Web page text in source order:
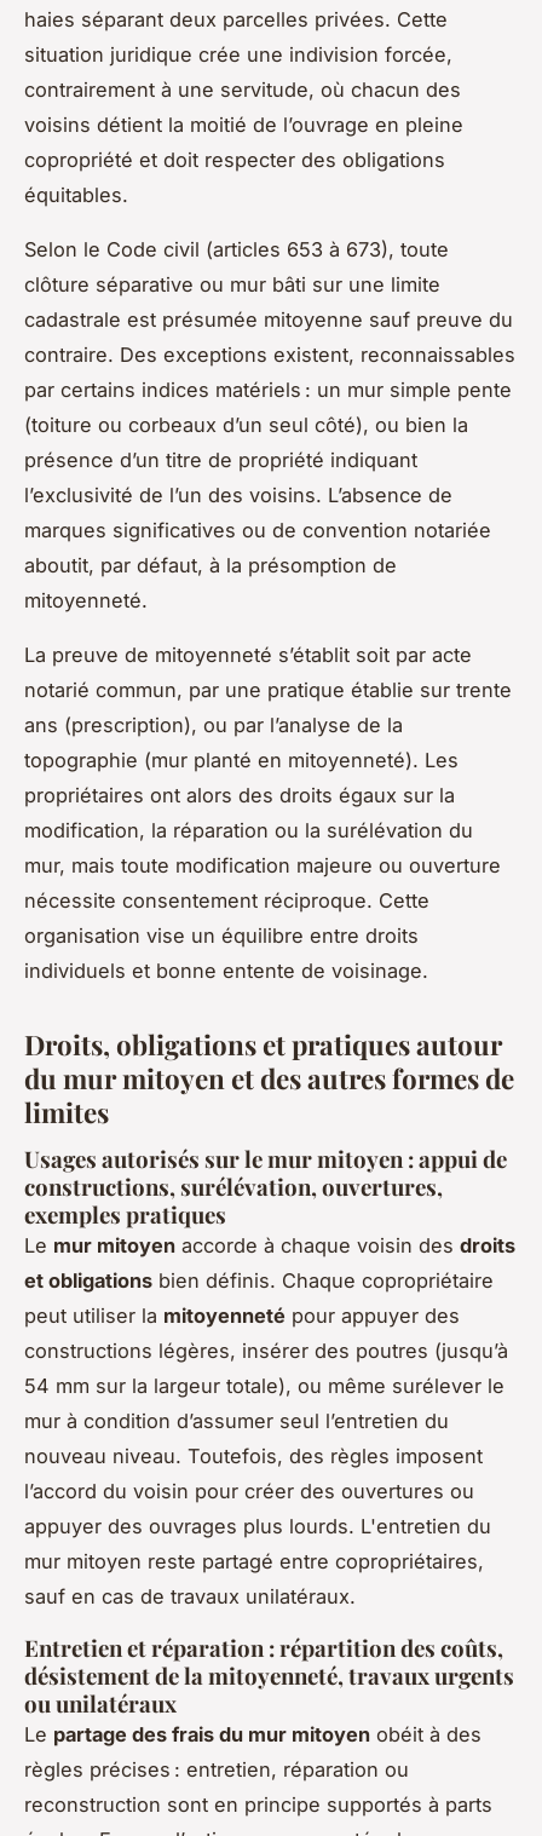
haies séparant deux parcelles privées. Cette
situation juridique crée une indivision forcée,
contrairement à une servitude, où chacun des
voisins détient la moitié de l’ouvrage en pleine
copropriété et doit respecter des obligations
équitables.
Selon le Code civil (articles 653 à 673), toute
clôture séparative ou mur bâti sur une limite
cadastrale est présumée mitoyenne sauf preuve du
contraire. Des exceptions existent, reconnaissables
par certains indices matériels : un mur simple pente
(toiture ou corbeaux d’un seul côté), ou bien la
présence d’un titre de propriété indiquant
l’exclusivité de l’un des voisins. L’absence de
marques significatives ou de convention notariée
aboutit, par défaut, à la présomption de
mitoyenneté.
La preuve de mitoyenneté s’établit soit par acte
notarié commun, par une pratique établie sur trente
ans (prescription), ou par l’analyse de la
topographie (mur planté en mitoyenneté). Les
propriétaires ont alors des droits égaux sur la
modification, la réparation ou la surélévation du
mur, mais toute modification majeure ou ouverture
nécessite consentement réciproque. Cette
organisation vise un équilibre entre droits
individuels et bonne entente de voisinage.
Droits, obligations et pratiques autour
du mur mitoyen et des autres formes de
limites
Usages autorisés sur le mur mitoyen : appui de
constructions, surélévation, ouvertures,
exemples pratiques
Le mur mitoyen accorde à chaque voisin des droits
et obligations bien définis. Chaque copropriétaire
peut utiliser la mitoyenneté pour appuyer des
constructions légères, insérer des poutres (jusqu’à
54 mm sur la largeur totale), ou même surélever le
mur à condition d’assumer seul l’entretien du
nouveau niveau. Toutefois, des règles imposent
l’accord du voisin pour créer des ouvertures ou
appuyer des ouvrages plus lourds. L'entretien du
mur mitoyen reste partagé entre copropriétaires,
sauf en cas de travaux unilatéraux.
Entretien et réparation : répartition des coûts,
désistement de la mitoyenneté, travaux urgents
ou unilatéraux
Le partage des frais du mur mitoyen obéit à des
règles précises : entretien, réparation ou
reconstruction sont en principe supportés à parts